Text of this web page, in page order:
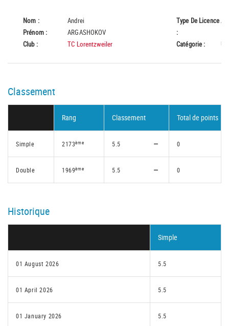
Nom :
Andrei
Prénom :
ARGASHOKOV
Club :
TC Lorentzweiler
Type De Licence
:
A
Catégorie : U8
Classement
Rang Classement Total de points
Simple 2173ème 5.5 0
Double 1969ème 5.5 0
Historique
Simple
01 August 2026 5.5
01 April 2026 5.5
01 January 2026 5.5